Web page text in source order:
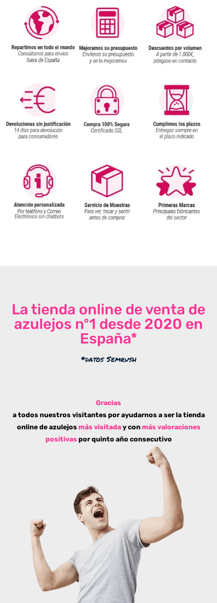
La tienda online de venta de
azulejos nº1 desde 2020 en
España*
*datos Semrush
Gracias
a todos nuestros visitantes por ayudarnos a ser la tienda
online de azulejos más visitaday conmás valoraciones
positivaspor quinto año consecutivo